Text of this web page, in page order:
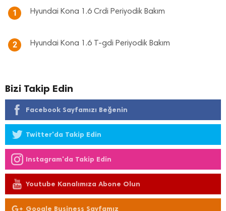
1 Hyundai Kona 1.6 Crdi Periyodik Bakım
2 Hyundai Kona 1.6 T-gdi Periyodik Bakım
Bizi Takip Edin
Facebook Sayfamızı Beğenin
Twitter'da Takip Edin
Instagram'da Takip Edin
Youtube Kanalımıza Abone Olun
Google Business Sayfamız